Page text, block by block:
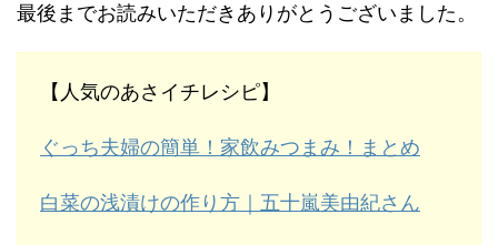
最後までお読みいただきありがとうございました。
【人気のあさイチレシピ】
ぐっち夫婦の簡単！家飲みつまみ！まとめ
白菜の浅漬けの作り方｜五十嵐美由紀さん